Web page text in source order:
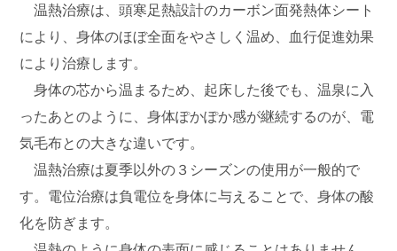
温熱治療は、頭寒足熱設計のカーボン面発熱体シート
により、身体のほぼ全面をやさしく温め、血行促進効果
により治療します。
身体の芯から温まるため、起床した後でも、温泉に入
ったあとのように、身体ぽかぽか感が継続するのが、電
気毛布との大きな違いです。
温熱治療は夏季以外の３シーズンの使用が一般的で
す。 電位治療は負電位を身体に与えることで、身体の酸
化を防ぎます。